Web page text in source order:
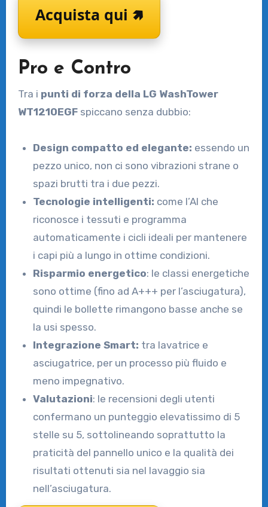
Acquista qui 🢅
Pro e Contro
Tra i punti di forza della LG WashTower
WT1210EGFspiccano senza dubbio:
Design compatto ed elegante: essendo un
pezzo unico, non ci sono vibrazioni strane o
spazi brutti tra i due pezzi.
Tecnologie intelligenti: come l’AI che
riconosce i tessuti e programma
automaticamente i cicli ideali per mantenere
i capi più a lungo in ottime condizioni.
Risparmio energetico: le classi energetiche
sono ottime (fino ad A+++ per l’asciugatura),
quindi le bollette rimangono basse anche se
la usi spesso.
Integrazione Smart: tra lavatrice e
asciugatrice, per un processo più fluido e
meno impegnativo.
Valutazioni: le recensioni degli utenti
confermano un punteggio elevatissimo di 5
stelle su 5, sottolineando soprattutto la
praticità del pannello unico e la qualità dei
risultati ottenuti sia nel lavaggio sia
nell’asciugatura.